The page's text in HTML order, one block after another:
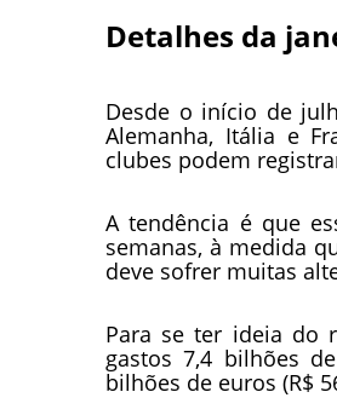
Detalhes da
Desde o início de
Alemanha, Itália e
clubes podem
A tendência é que
semanas, à medida
deve sofrer muitas
Para se ter ideia do
gastos 7,4 bilhões
bilhões de euros (R$